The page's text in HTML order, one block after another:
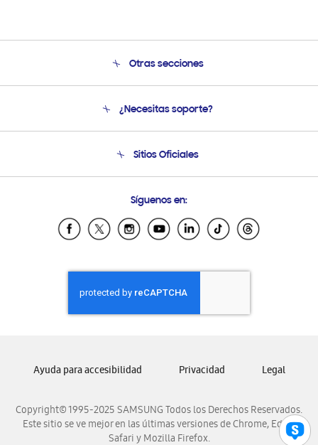
Otras secciones
Soporte
Condiciones de Compra
¿Necesitas soporte?
Soporte vía eMail
Sitios Oficiales
Samsung Ecuador
Samsung El Salvador
Samsung Honduras
Samsung Nicaragua
Samsung Panamá
Samsung Venezuela
Síguenos en:
Copyright© 1995-2025 SAMSUNG Todos los Derechos Reservados.
Este sitio se ve mejor en las últimas versiones de Chrome, Edge,
Safari y Mozilla Firefox.
Ayuda para accesibilidad Privacidad Legal